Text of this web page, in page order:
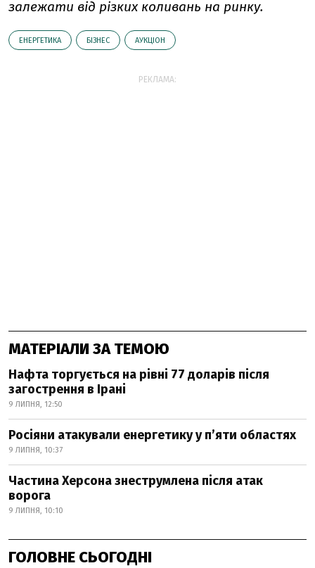
залежати від різких коливань на ринку.
ЕНЕРГЕТИКА БІЗНЕС АУКЦІОН
РЕКЛАМА:
МАТЕРІАЛИ ЗА ТЕМОЮ
Нафта торгується на рівні 77 доларів після
загострення в Ірані
9 ЛИПНЯ, 12:50
Росіяни атакували енергетику у пʼяти областях
9 ЛИПНЯ, 10:37
Частина Херсона знеструмлена після атак
ворога
9 ЛИПНЯ, 10:10
ГОЛОВНЕ СЬОГОДНІ